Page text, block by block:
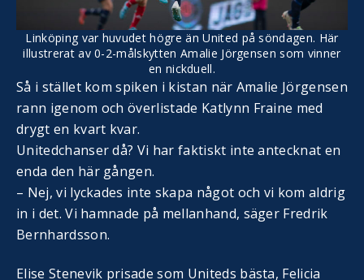
Linköping var huvudet högre än United på söndagen. Här
illustrerat av 0-2-målskytten Amalie Jörgensen som vinner
en nickduell.
Så i stället kom spiken i kistan när Amalie Jörgensen
rann igenom och överlistade Katlynn Fraine med
drygt en kvart kvar.
Unitedchanser då? Vi har faktiskt inte antecknat en
enda den här gången.
– Nej, vi lyckades inte skapa något och vi kom aldrig
in i det. Vi hamnade på mellanhand, säger Fredrik
Bernhardsson.
Elise Stenevik prisade som Uniteds bästa, Felicia